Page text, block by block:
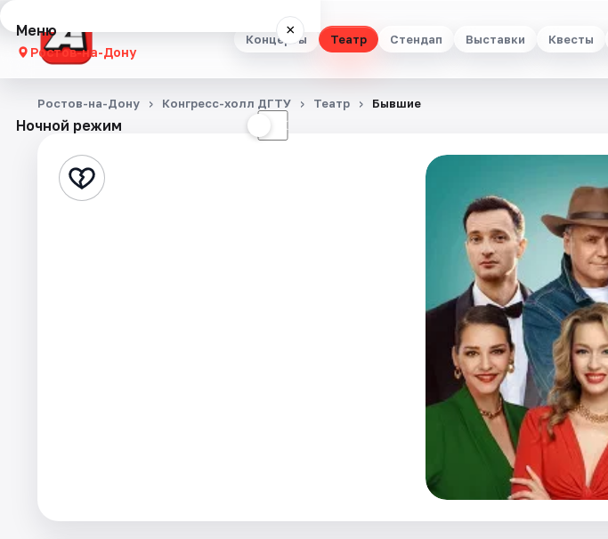
Концерты Театр Стендап Выставки Квесты
Меню ×
Ростов-на-Дону
Концерты
Стендап
Ночной режим ☾
Ростов-на-Дону Конгресс-холл ДГТУ Театр Бывшие